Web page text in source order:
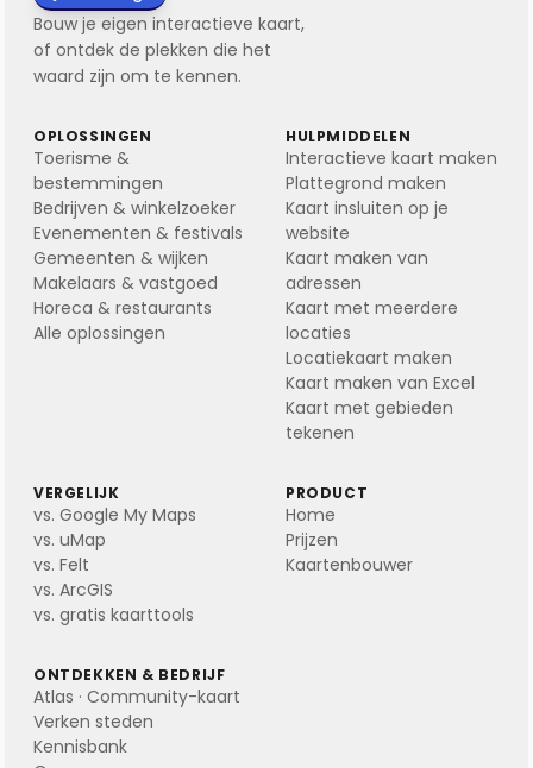
Bouw je eigen interactieve kaart,
of ontdek de plekken die het
waard zijn om te kennen.
OPLOSSINGEN
Toerisme &
bestemmingen
Bedrijven & winkelzoeker
Evenementen & festivals
Gemeenten & wijken
Makelaars & vastgoed
Horeca & restaurants
Alle oplossingen
HULPMIDDELEN
Interactieve kaart maken
Plattegrond maken
Kaart insluiten op je
website
Kaart maken van
adressen
Kaart met meerdere
locaties
Locatiekaart maken
Kaart maken van Excel
Kaart met gebieden
tekenen
VERGELIJK
vs. Google My Maps
vs. uMap
vs. Felt
vs. ArcGIS
vs. gratis kaarttools
PRODUCT
Home
Prijzen
Kaartenbouwer
ONTDEKKEN & BEDRIJF
Atlas · Community-kaart
Verken steden
Kennisbank